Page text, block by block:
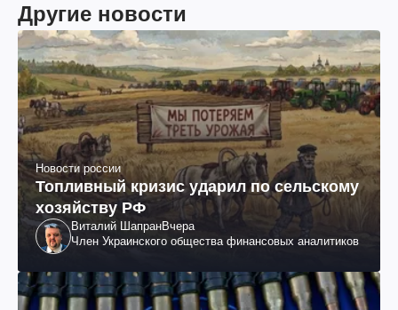
Другие новости
Новости россии
Топливный кризис ударил по сельскому
хозяйству РФ
Виталий ШапранВчера
Член Украинского общества финансовых аналитиков